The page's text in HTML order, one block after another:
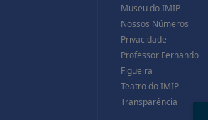
Museu do IMIP
Nossos Números
Privacidade
Professor Fernando
Figueira
Teatro do IMIP
Transparência